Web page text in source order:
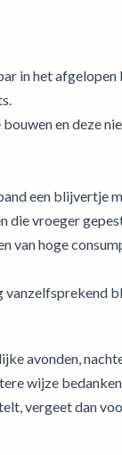
in het afgelopen
en deze
een blijvertje
vroeger
van hoge
avonden,
wijze
vergeet dan